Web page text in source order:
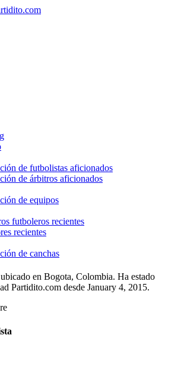
de futbolistas aficionados
de árbitros aficionados
de equipos
futboleros recientes
recientes
de canchas
en Bogota, Colombia. Ha estado
Partidito.com desde January 4, 2015.